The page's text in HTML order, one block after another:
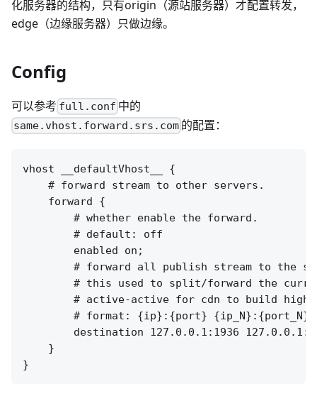
化服务器的结构，只有origin（源站服务器）才配置转发，
edge（边缘服务器）只做边缘。
Config
可以参考 full.conf 中的
same.vhost.forward.srs.com 的配置：
vhost __defaultVhost__ {
    # forward stream to other servers.
    forward {
        # whether enable the forward.
        # default: off
        enabled on;
# forward all publish stream to the
# this used to split/forward the
# active-active for cdn to build high
        # format: {ip}:{port} {ip_N}:{port_N}
destination 127.0.0.1:1936
    }